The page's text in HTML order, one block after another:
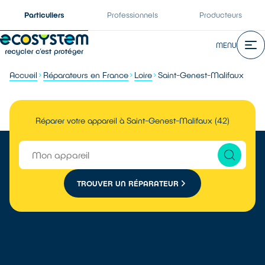
Particuliers Professionnels Producteurs
MENU
Accueil Réparateurs en France Loire Saint-Genest-Malifaux
Réparer votre appareil à Saint-Genest-Malifaux (42)
TROUVER UN RÉPARATEUR